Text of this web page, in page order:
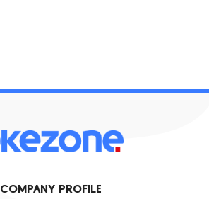
COMPANY PROFILE